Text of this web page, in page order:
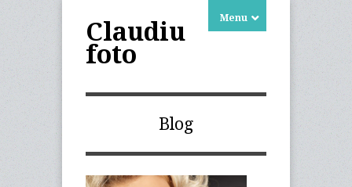
Claudiu
foto
Menu
Blog